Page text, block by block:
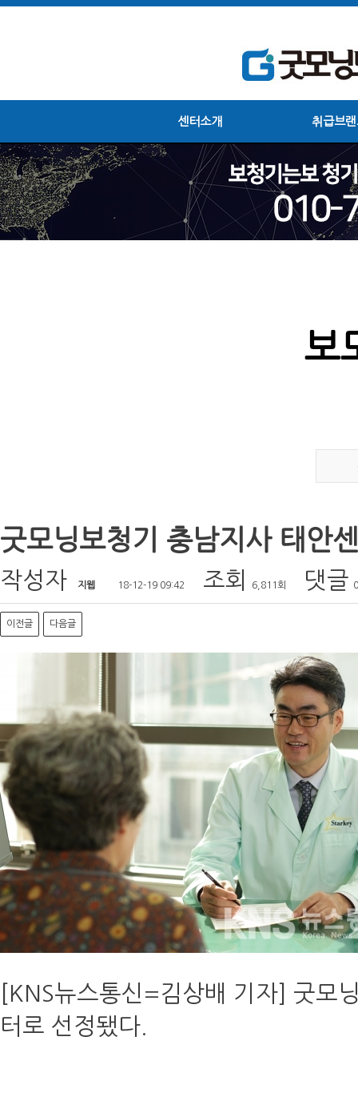
센터소개 취급브
보
굿모닝보청기 충남지사 태안
작성자 지웹 18-12-19 09:42 조회 6,811회 댓글
이전글 다음글
[KNS뉴스통신=김상배 기자] 굿모
터로 선정됐다.